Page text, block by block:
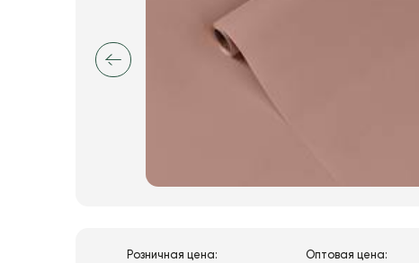
Розничная цена: Оптовая цена: